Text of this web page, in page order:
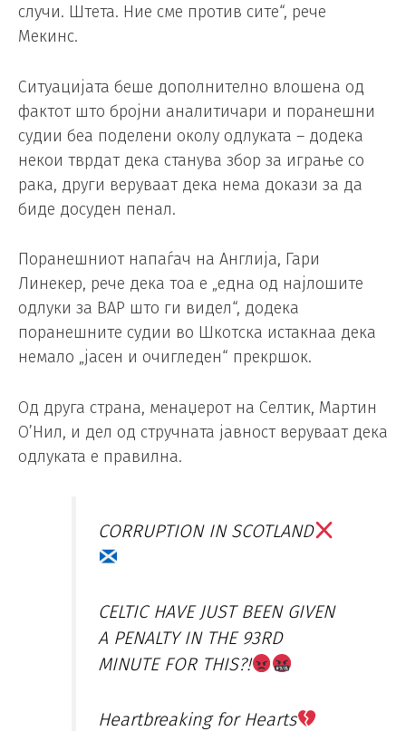
случи. Штета. Ние сме против сите“, рече
Мекинс.
Ситуацијата беше дополнително влошена од
фактот што бројни аналитичари и поранешни
судии беа поделени околу одлуката – додека
некои тврдат дека станува збор за играње со
рака, други веруваат дека нема докази за да
биде досуден пенал.
Поранешниот напаѓач на Англија, Гари
Линекер, рече дека тоа е „една од најлошите
одлуки за ВАР што ги видел“, додека
поранешните судии во Шкотска истакнаа дека
немало „јасен и очигледен“ прекршок.
Од друга страна, менаџерот на Селтик, Мартин
О’Нил, и дел од стручната јавност веруваат дека
одлуката е правилна.
CORRUPTION IN SCOTLAND
CELTIC HAVE JUST BEEN GIVEN
A PENALTY IN THE 93RD
MINUTE FOR THIS?!
Heartbreaking for Hearts